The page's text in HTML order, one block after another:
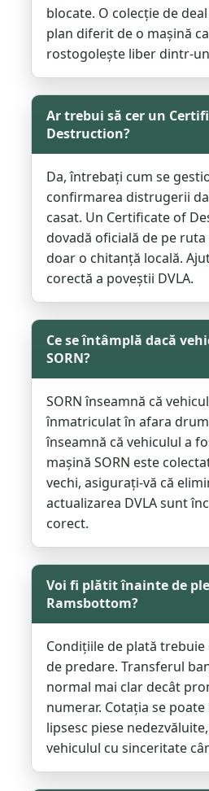
blocate. O colecție de
plan diferit de o mașină
rostogolește liber dintr-
Ar trebui să cer un
Destruction?
Da, întrebați cum se
confirmarea distrugerii
casat. Un Certificate of
dovadă oficială de pe
doar o chitanță locală.
corectă a poveștii DVLA.
Ce se întâmplă dacă
SORN?
SORN înseamnă că
înmatriculat în afara
înseamnă că vehiculul a
mașină SORN este
vechi, asigurați-vă că
actualizarea DVLA sunt
corect.
Voi fi plătit înainte de
Ramsbottom?
Condițiile de plată
de predare. Transferul
normal mai clar decât
numerar. Cotația se
lipsesc piese
vehiculul cu sinceritate